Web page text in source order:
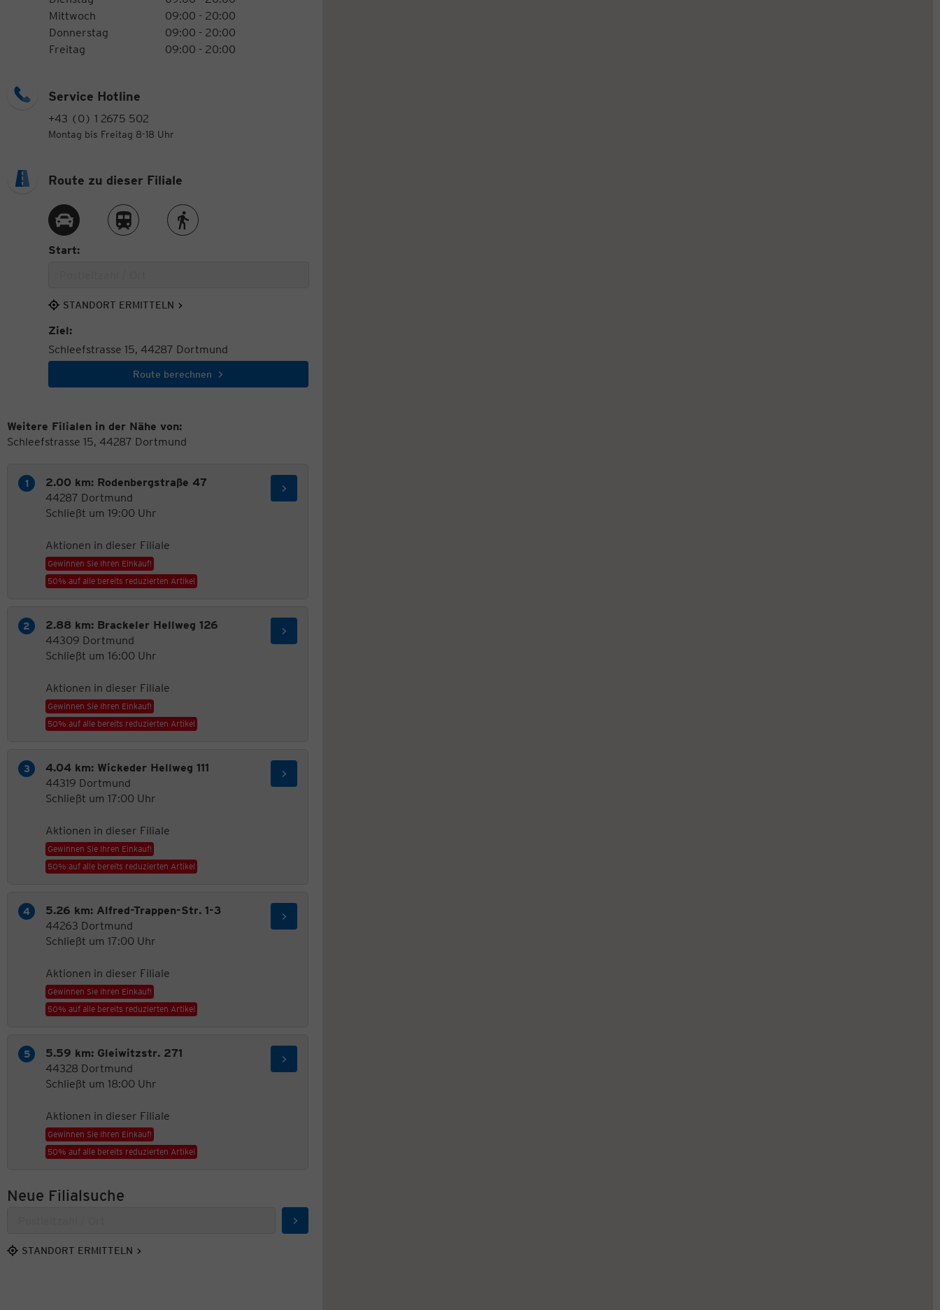
Mittwoch
09:00 - 20:00
Donnerstag
09:00 - 20:00
Freitag
09:00 - 20:00
Service Hotline
+43 (0) 1 2675 502
Montag bis Freitag 8-18 Uhr
Route zu dieser Filiale
Route per AutoRoute per ZugRoute zu Fuß
Start:
STANDORT ERMITTELN
Ziel:
Schleefstrasse 15, 44287 Dortmund
Route berechnen
Weitere Filialen in der Nähe von:
Schleefstrasse 15, 44287 Dortmund
2.00 km: Rodenbergstraße 47
44287 Dortmund
Schließt um 19:00 Uhr
Aktionen in dieser Filiale
Gewinnen Sie Ihren Einkauf!
50% auf alle bereits reduzierten Artikel
2.88 km: Brackeler Hellweg 126
44309 Dortmund
Schließt um 16:00 Uhr
Aktionen in dieser Filiale
Gewinnen Sie Ihren Einkauf!
50% auf alle bereits reduzierten Artikel
4.04 km: Wickeder Hellweg 111
44319 Dortmund
Schließt um 17:00 Uhr
Aktionen in dieser Filiale
Gewinnen Sie Ihren Einkauf!
50% auf alle bereits reduzierten Artikel
5.26 km: Alfred-Trappen-Str. 1-3
44263 Dortmund
Schließt um 17:00 Uhr
Aktionen in dieser Filiale
Gewinnen Sie Ihren Einkauf!
50% auf alle bereits reduzierten Artikel
5.59 km: Gleiwitzstr. 271
44328 Dortmund
Schließt um 18:00 Uhr
Aktionen in dieser Filiale
Gewinnen Sie Ihren Einkauf!
50% auf alle bereits reduzierten Artikel
Neue Filialsuche
Suchen
STANDORT ERMITTELN